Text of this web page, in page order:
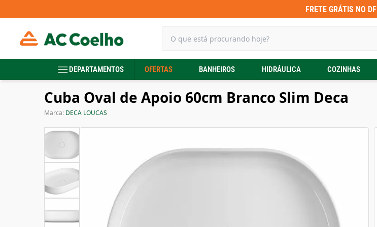
FRETE GRÁTIS NO DF
DEPARTAMENTOS OFERTAS BANHEIROS HIDRÁULICA COZINHAS
Cuba Oval de Apoio 60cm Branco Slim Deca
Marca: DECA LOUCAS